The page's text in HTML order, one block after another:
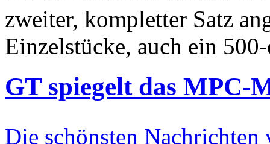
zweiter, kompletter Satz
Einzelstücke, auch ein
GT spiegelt das MPC-
Die schönsten Nachrichten